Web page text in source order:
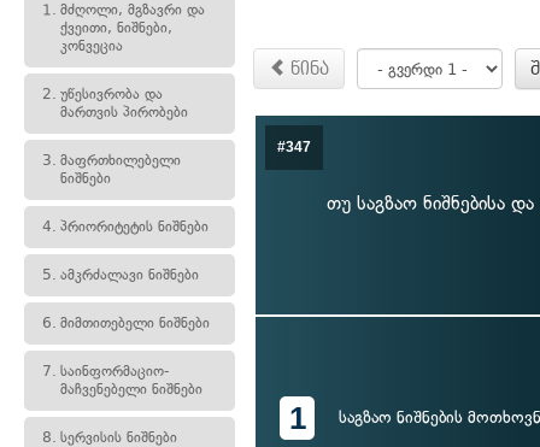
1. მძღოლი, მგზავრი და
ქვეითი, ნიშნები,
კონვეცია
2. უწესივრობა და
მართვის პირობები
3. მაფრთხილებელი
ნიშნები
4. პრიორიტეტის ნიშნები
5. ამკრძალავი ნიშნები
6. მიმთითებელი ნიშნები
7. საინფორმაციო-
მაჩვენებელი ნიშნები
8. სერვისის ნიშნები
წინა
#347
თუ საგზაო ნიშნებისა
1 საგზაო ნიშნების